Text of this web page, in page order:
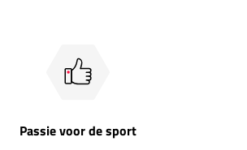
Passie voor de sport